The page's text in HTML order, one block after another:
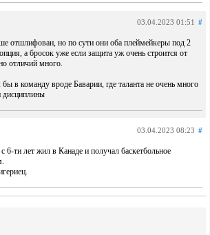
03.04.2023 01:51 #
отшлифован, но по сути они оба плеймейкеры под 2
а бросок уже если защита уж очень строится от
отличий много.
в команду вроде Баварии, где таланта не очень много
дисциплины
03.04.2023 08:23 #
6-ти лет жил в Канаде и получал баскетбольное